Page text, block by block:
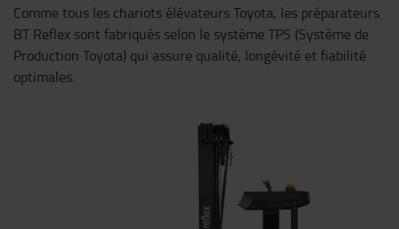
Comme tous les chariots élévateurs Toyota, les préparateurs
BT Reflex sont fabriqués selon le système TPS (Système de
Production Toyota) qui assure qualité, longévité et fiabilité
optimales.